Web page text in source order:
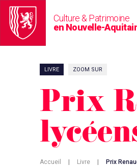
Culture & Patrimoine
en Nouvelle-
LIVRE ZOOM SUR
Prix
Accueil Livre Prix